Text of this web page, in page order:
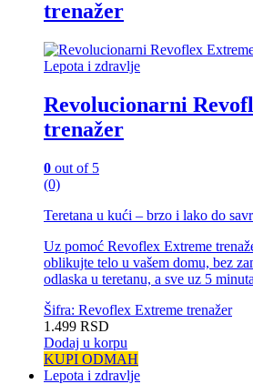
trenažer
Lepota i zdravlje
Revolucionarni
trenažer
0 out of 5
(0)
Teretana u kući – brzo i lako do
Uz pomoć Revoflex Extreme
oblikujte telo u vašem domu, bez
odlaska u teretanu, a sve uz 5
Šifra: Revoflex Extreme trenažer
1.499 RSD
Dodaj u korpu
KUPI ODMAH
Lepota i zdravlje